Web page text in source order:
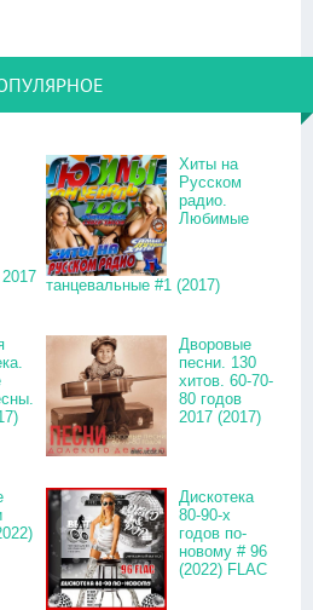
Хиты на
Русском
радио.
Любимые
танцевальные #1 (2017)
Дворовые
песни. 130
хитов. 60-70-
80 годов
2017 (2017)
Дискотека
80-90-х
годов по-
новому # 96
(2022) FLAC